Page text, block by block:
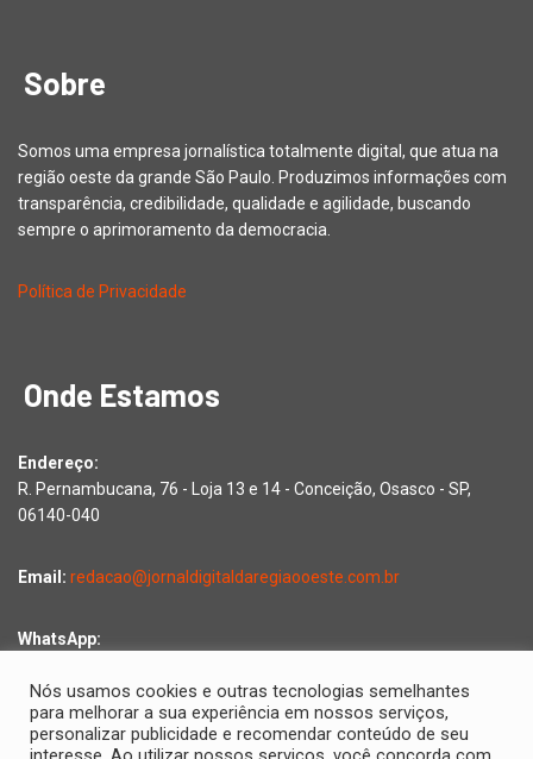
Sobre
Somos uma empresa jornalística totalmente digital, que atua na
região oeste da grande São Paulo. Produzimos informações com
transparência, credibilidade, qualidade e agilidade, buscando
sempre o aprimoramento da democracia.
Política de Privacidade
Onde Estamos
Endereço:
R. Pernambucana, 76 - Loja 13 e 14 - Conceição, Osasco - SP,
06140-040
Email: redacao@jornaldigitaldaregiaooeste.com.br
WhatsApp:
Nós usamos cookies e outras tecnologias semelhantes
para melhorar a sua experiência em nossos serviços,
personalizar publicidade e recomendar conteúdo de seu